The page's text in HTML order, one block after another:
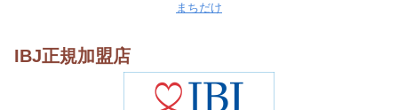
まちだけ
IBJ正規加盟店